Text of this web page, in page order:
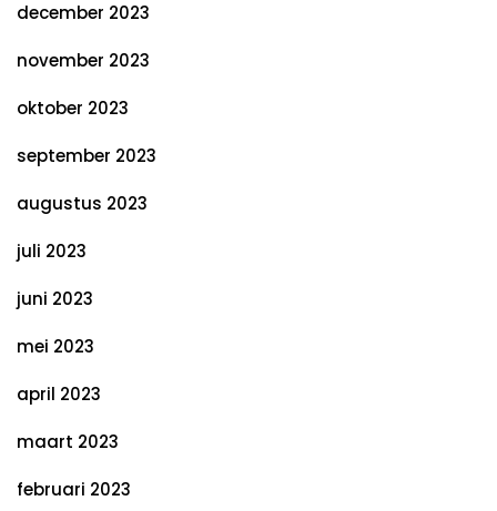
december 2023
november 2023
oktober 2023
september 2023
augustus 2023
juli 2023
juni 2023
mei 2023
april 2023
maart 2023
februari 2023